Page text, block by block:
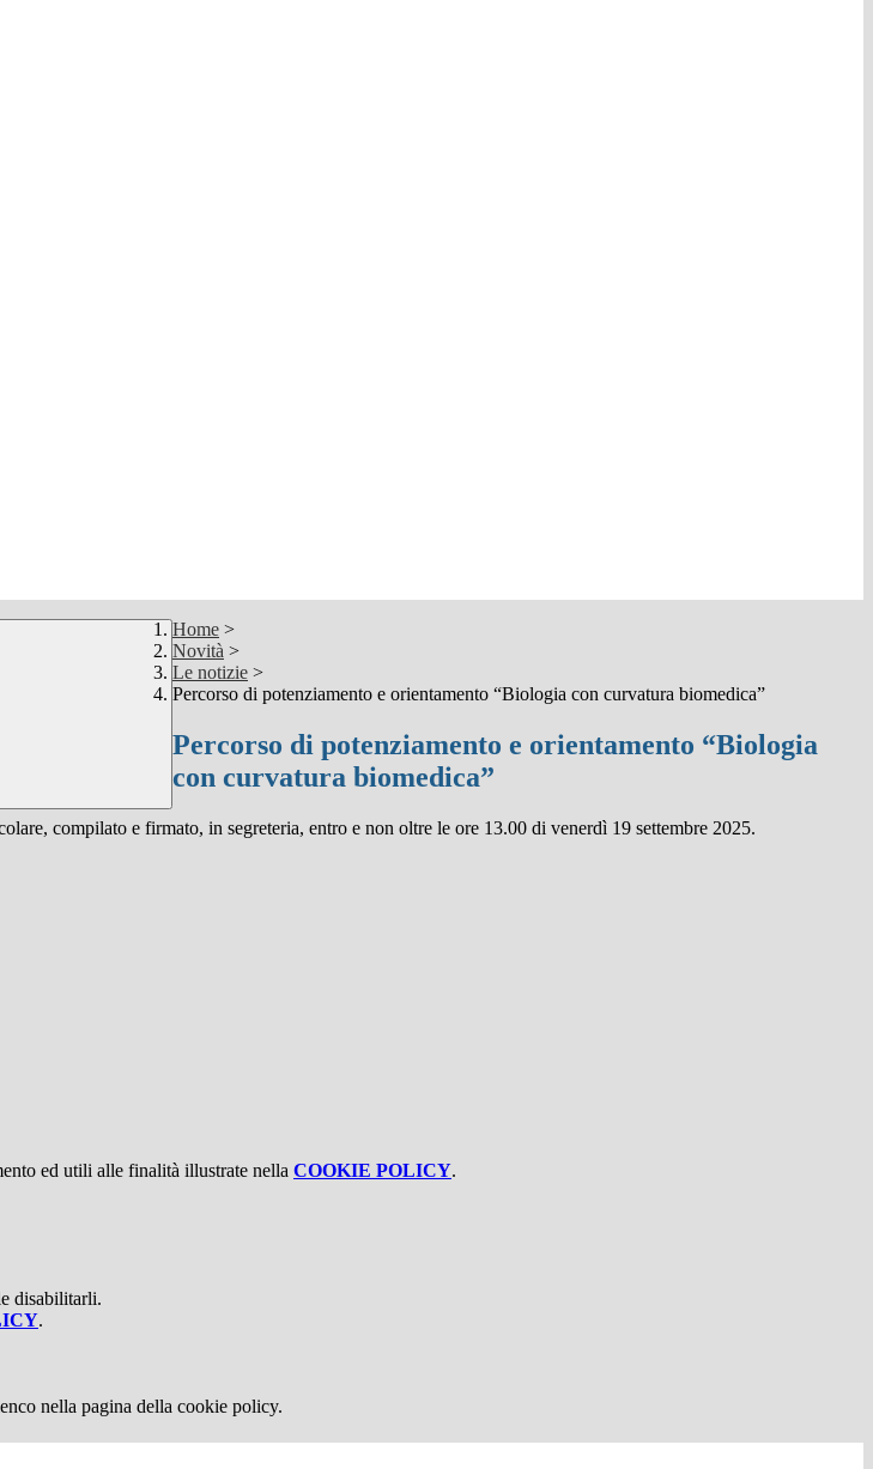
Home >
Novità >
Le notizie >
Percorso di potenziamento e orientamento “Biologia con curvatura biomedica”
Percorso di potenziamento e orientamento “Biologia
con curvatura biomedica”
compilato e firmato, in segreteria, entro e non oltre le ore 13.00 di venerdì 19 settembre 2025.
ed utili alle finalità illustrate nella COOKIE POLICY.
disabilitarli.
.
nella pagina della cookie policy.